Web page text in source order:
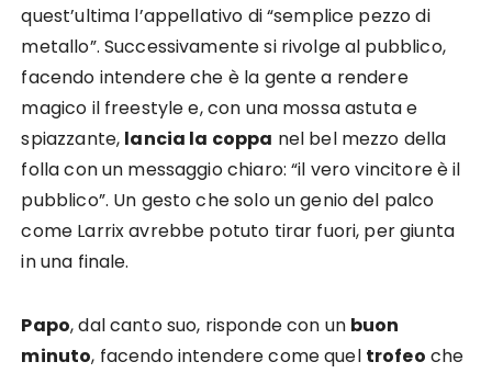
quest’ultima l’appellativo di “semplice pezzo di
metallo”. Successivamente si rivolge al pubblico,
facendo intendere che è la gente a rendere
magico il freestyle e, con una mossa astuta e
spiazzante, lancia la coppa nel bel mezzo della
folla con un messaggio chiaro: “il vero vincitore è il
pubblico”. Un gesto che solo un genio del palco
come Larrix avrebbe potuto tirar fuori, per giunta
in una finale.
Papo, dal canto suo, risponde con un buon
minuto, facendo intendere come quel trofeo che